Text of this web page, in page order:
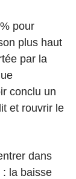
pour
plus haut
par la
conclu un
et rouvrir le
dans
: la baisse